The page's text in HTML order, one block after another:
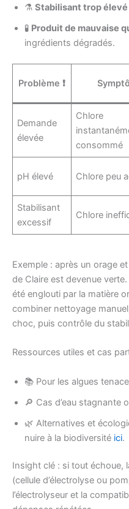
⚗️ Stabilisant trop élevé
🧪 Produit de mauvaise
ingrédients dégradés.
Problème ❗
Demande
élevée
Chlore
consommé
pH élevé Chlore peu
Stabilisant
excessif
Chlore
Exemple : après un orage
de Claire est devenue
été englouti par la matière
combiner nettoyage
choc, puis contrôle du
Ressources utiles et cas
📚 Pour les algues
🔎 Cas d’eau stagnante
🌿 Alternatives et
nuire à la biodiversité ici.
Insight clé : si tout échoue,
(cellule d’électrolyse ou
l’électrolyseur et la